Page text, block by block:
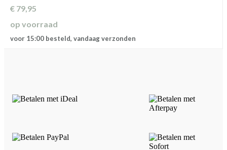
€ 79,95
op voorraad
voor 15:00 besteld, vandaag verzonden